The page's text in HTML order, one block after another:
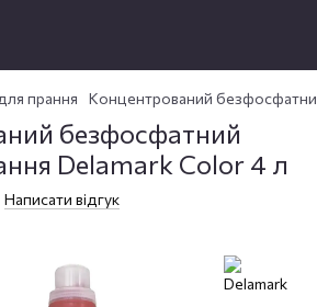
прання Концентрований
безфосфатний
Delamark Color 4 л
Написати відгук